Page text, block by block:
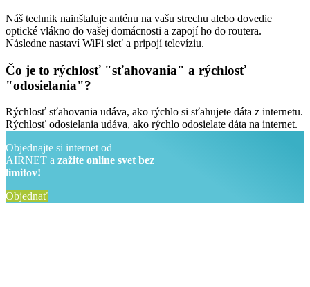
Náš technik nainštaluje anténu na vašu strechu alebo dovedie
optické vlákno do vašej domácnosti a zapojí ho do routera.
Následne nastaví WiFi sieť a pripojí televíziu.
Čo je to rýchlosť "sťahovania" a rýchlosť
"odosielania"?
Rýchlosť sťahovania udáva, ako rýchlo si sťahujete dáta z internetu.
Rýchlosť odosielania udáva, ako rýchlo odosielate dáta na internet.
Objednajte si internet od
AIRNET a zažite online svet bez
limitov!
Objednať